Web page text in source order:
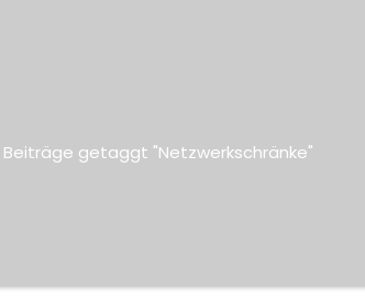
Beiträge getaggt "Netzwerkschränke"